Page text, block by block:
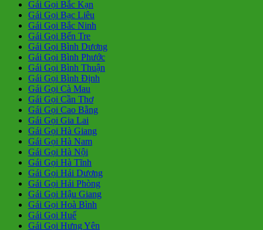
Gái Gọi Bắc Kạn
Gái Gọi Bạc Liêu
Gái Gọi Bắc Ninh
Gái Gọi Bến Tre
Gái Gọi Bình Dương
Gái Gọi Bình Phước
Gái Gọi Bình Thuận
Gái Gọi Bình Định
Gái Gọi Cà Mau
Gái Gọi Cần Thơ
Gái Gọi Cao Bằng
Gái Gọi Gia Lai
Gái Gọi Hà Giang
Gái Gọi Hà Nam
Gái Gọi Hà Nội
Gái Gọi Hà Tĩnh
Gái Gọi Hải Dương
Gái Gọi Hải Phòng
Gái Gọi Hậu Giang
Gái Gọi Hoà Bình
Gái Gọi Huế
Gái Gọi Hưng Yên